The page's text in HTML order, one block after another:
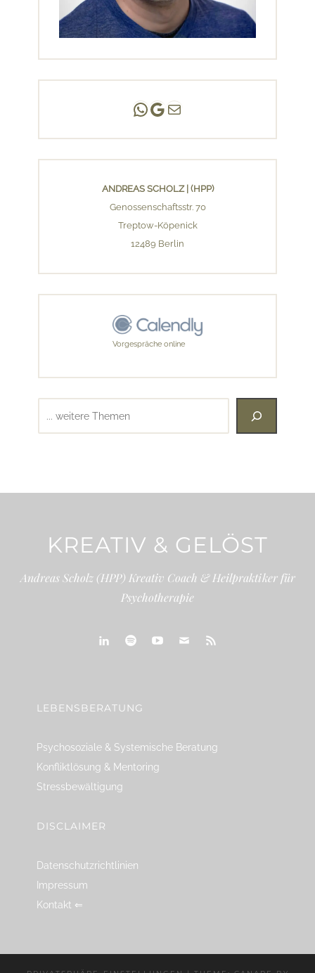
Andreas Scholz | (HPP)
Praxis Adlershof
E-Mail an mich ...
ANDREAS SCHOLZ | (HPP)
Genossenschaftsstr. 70
Treptow-Köpenick
12489 Berlin
Vorgespräche online
KREATIV & GELÖST
Andreas Scholz (HPP) Kreativ Coach & Heilpraktiker für
Psychotherapie
LEBENSBERATUNG
Psychosoziale & Systemische Beratung
Konfliktlösung & Mentoring
Stressbewältigung
DISCLAIMER
Datenschutzrichtlinien
Impressum
Kontakt ⇐